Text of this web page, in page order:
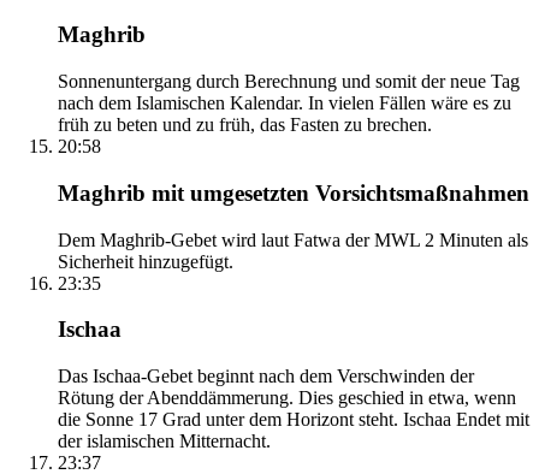
Maghrib
Sonnenuntergang durch Berechnung und somit der neue Tag
nach dem Islamischen Kalendar. In vielen Fällen wäre es zu
früh zu beten und zu früh, das Fasten zu brechen.
20:58
Maghrib mit umgesetzten Vorsichtsmaßnahmen
Dem Maghrib-Gebet wird laut Fatwa der MWL 2 Minuten als
Sicherheit hinzugefügt.
23:35
Ischaa
Das Ischaa-Gebet beginnt nach dem Verschwinden der
Rötung der Abenddämmerung. Dies geschied in etwa, wenn
die Sonne 17 Grad unter dem Horizont steht. Ischaa Endet mit
der islamischen Mitternacht.
23:37